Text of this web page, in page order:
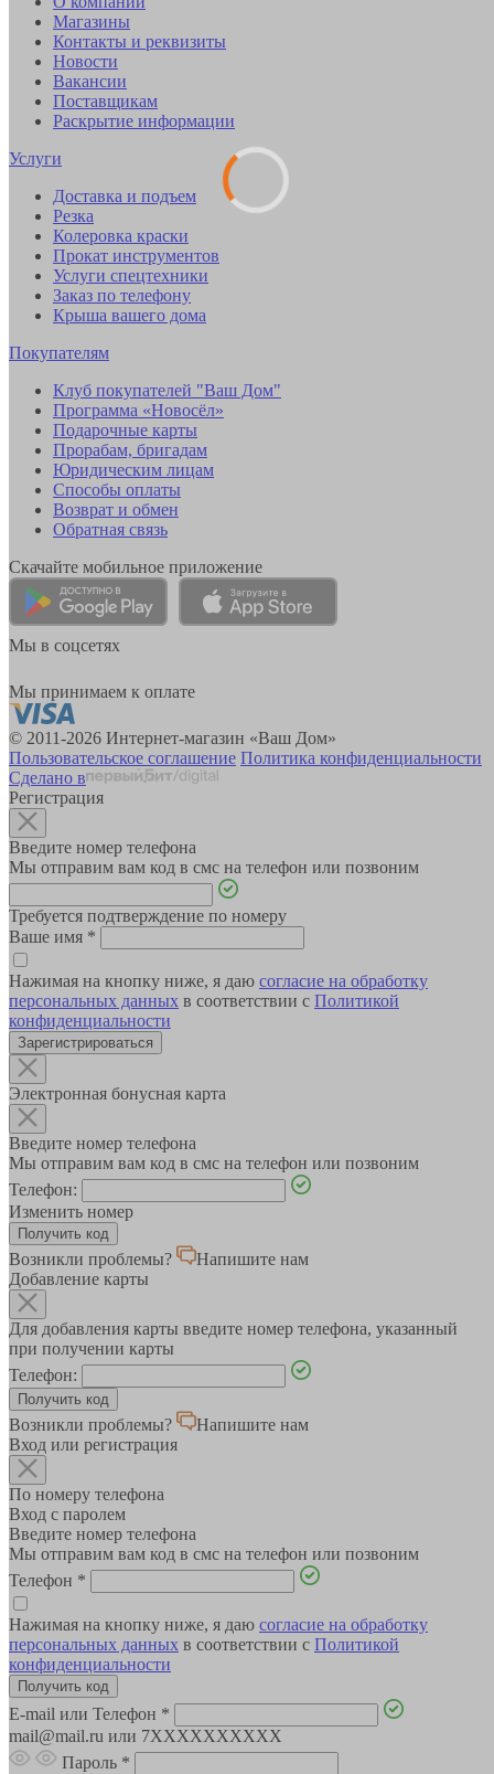
Магазины
Контакты и реквизиты
Новости
Вакансии
Поставщикам
Раскрытие информации
Услуги
Доставка и подъем
Резка
Колеровка краски
Прокат инструментов
Услуги спецтехники
Заказ по телефону
Крыша вашего дома
Покупателям
Клуб покупателей "Ваш Дом"
Программа «Новосёл»
Подарочные карты
Прорабам, бригадам
Юридическим лицам
Способы оплаты
Возврат и обмен
Обратная связь
Скачайте мобильное приложение
Мы в соцсетях
Мы принимаем к оплате
© 2011-2026 Интернет-магазин «Ваш Дом»
Пользовательское соглашение Политика конфиденциальности
Сделано в
Регистрация
Введите номер телефона
Мы отправим вам код в смс на телефон или позвоним
Требуется подтверждение по номеру
Ваше имя *
Нажимая на кнопку ниже, я даю согласие на обработку
персональных данных в соответствии с Политикой
конфиденциальности
Зарегистрироваться
Электронная бонусная карта
Введите номер телефона
Мы отправим вам код в смс на телефон или позвоним
Телефон:
Изменить номер
Возникли проблемы?
Напишите нам
Добавление карты
Для добавления карты введите номер телефона, указанный
при получении карты
Телефон:
Возникли проблемы?
Напишите нам
Вход или регистрация
По номеру телефона
Вход с паролем
Введите номер телефона
Мы отправим вам код в смс на телефон или позвоним
Телефон *
Нажимая на кнопку ниже, я даю согласие на обработку
персональных данных в соответствии с Политикой
конфиденциальности
E-mail или Телефон *
mail@mail.ru или 7XXXXXXXXXX
Пароль *